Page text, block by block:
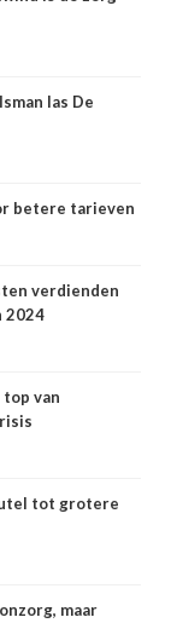
las De
betere tarieven
verdienden
2024
van
tot grotere
maar